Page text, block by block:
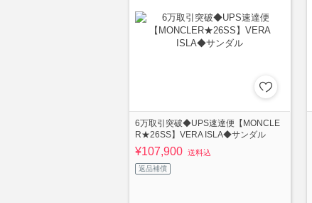
6万取引突破◆UPS速達便【MONCLE
R★26SS】VERA ISLA◆サンダル
¥107,900 送料込
返品補償